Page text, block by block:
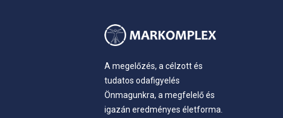
A megelőzés, a célzott és
tudatos odafigyelés
Önmagunkra, a megfelelő és
igazán eredményes életforma.